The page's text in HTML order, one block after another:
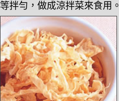
等拌勻，做成涼拌菜來食用。